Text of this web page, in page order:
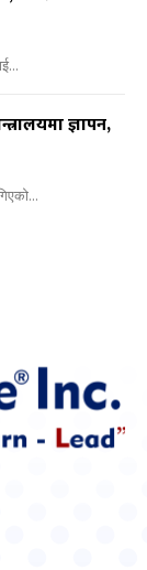
ज्ञापन,